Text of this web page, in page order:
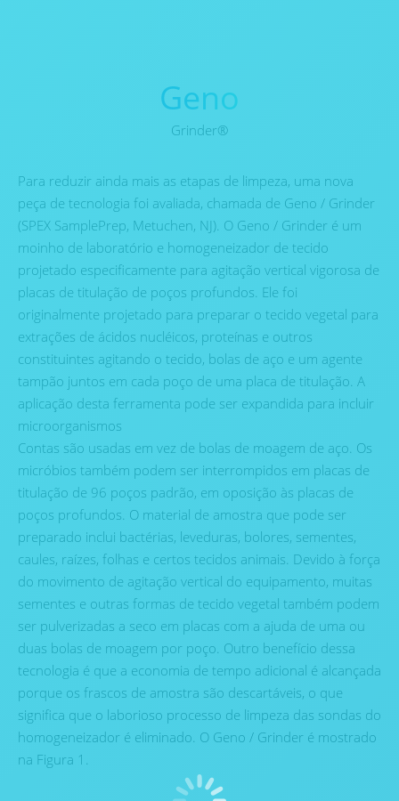
Geno
Grinder®
Para reduzir ainda mais as etapas de limpeza, uma nova
peça de tecnologia foi avaliada, chamada de Geno / Grinder
(SPEX SamplePrep, Metuchen, NJ). O Geno / Grinder é um
moinho de laboratório e homogeneizador de tecido
projetado especificamente para agitação vertical vigorosa de
placas de titulação de poços profundos. Ele foi
originalmente projetado para preparar o tecido vegetal para
extrações de ácidos nucléicos, proteínas e outros
constituintes agitando o tecido, bolas de aço e um agente
tampão juntos em cada poço de uma placa de titulação. A
aplicação desta ferramenta pode ser expandida para incluir
microorganismos
Contas são usadas em vez de bolas de moagem de aço. Os
micróbios também podem ser interrompidos em placas de
titulação de 96 poços padrão, em oposição às placas de
poços profundos. O material de amostra que pode ser
preparado inclui bactérias, leveduras, bolores, sementes,
caules, raízes, folhas e certos tecidos animais. Devido à força
do movimento de agitação vertical do equipamento, muitas
sementes e outras formas de tecido vegetal também podem
ser pulverizadas a seco em placas com a ajuda de uma ou
duas bolas de moagem por poço. Outro benefício dessa
tecnologia é que a economia de tempo adicional é alcançada
porque os frascos de amostra são descartáveis, o que
significa que o laborioso processo de limpeza das sondas do
homogeneizador é eliminado. O Geno / Grinder é mostrado
na Figura 1.